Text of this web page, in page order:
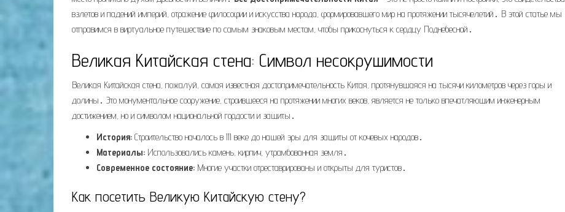
взлетов и падений империй, отражение философии и искусства народа, формировавшего мир на протяжении тысячелетий․ В этой статье мы
отправимся в виртуальное путешествие по самым знаковым местам, чтобы прикоснуться к сердцу Поднебесной․
Великая Китайская стена: Символ несокрушимости
Великая Китайская стена, пожалуй, самая известная достопримечательность Китая, протянувшаяся на тысячи километров через горы и
долины․ Это монументальное сооружение, строившееся на протяжении многих веков, является не только впечатляющим инженерным
достижением, но и символом национальной гордости и защиты․
История: Строительство началось в III веке до нашей эры для защиты от кочевых народов․
Материалы: Использовались камень, кирпич, утрамбованная земля․
Современное состояние: Многие участки отреставрированы и открыты для туристов․
Как посетить Великую Китайскую стену?